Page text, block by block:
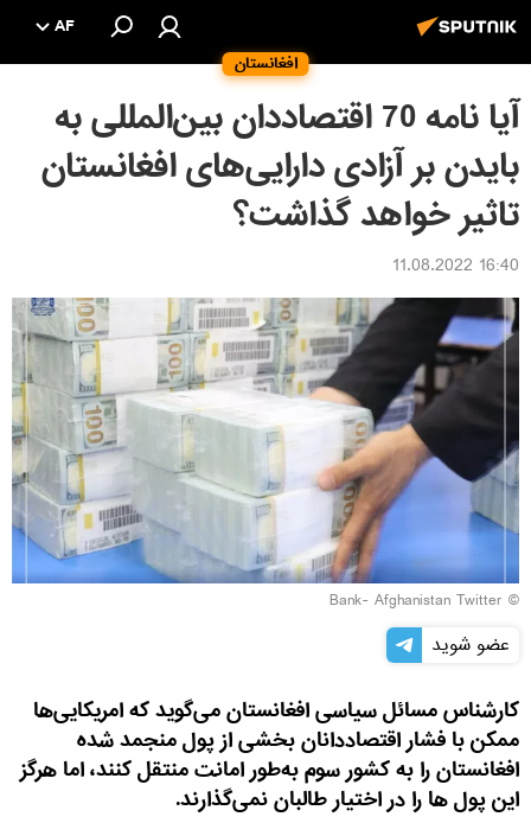
افغانستان
AF
آیا نامه 70 اقتصاددان بین‌المللی به
بایدن بر آزادی دارایی‌های افغانستان
تاثیر خواهد گذاشت؟
16:40 11.08.2022
© Bank- Afghanistan Twitter
عضو شوید
کارشناس مسائل سیاسی افغانستان می‌گوید که امریکایی‌ها
ممکن با فشار اقتصاددانان بخشی از پول منجمد شده
افغانستان را به کشور سوم به‌طور امانت منتقل کنند، اما هرگز
این پول ها را در اختیار طالبان نمی‌گذارند.